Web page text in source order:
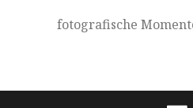
fotografische